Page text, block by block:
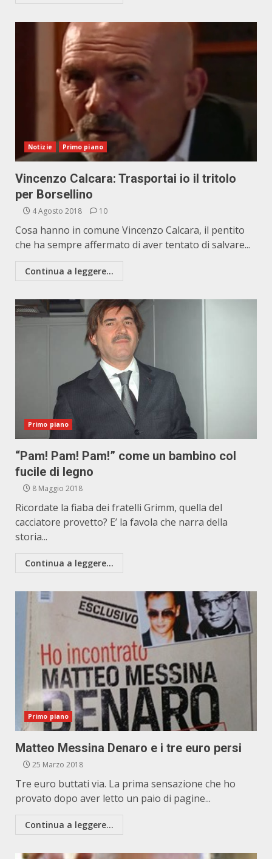
Notizie Primo piano
Vincenzo Calcara: Trasportai io il tritolo
per Borsellino
4 Agosto 2018 10
Cosa hanno in comune Vincenzo Calcara, il pentito
che ha sempre affermato di aver tentato di salvare...
Continua a leggere...
Primo piano
“Pam! Pam! Pam!” come un bambino col
fucile di legno
8 Maggio 2018
Ricordate la fiaba dei fratelli Grimm, quella del
cacciatore provetto? E’ la favola che narra della
storia...
Continua a leggere...
Primo piano
Matteo Messina Denaro e i tre euro persi
25 Marzo 2018
Tre euro buttati via. La prima sensazione che ho
provato dopo aver letto un paio di pagine...
Continua a leggere...